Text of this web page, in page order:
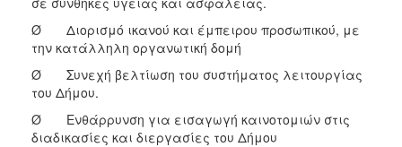
Ø Διορισμό ικανού και έμπειρου προσωπικού, με
την κατάλληλη οργανωτική δομή
Ø Συνεχή βελτίωση του συστήματος λειτουργίας
του Δήμου.
Ø Ενθάρρυνση για εισαγωγή καινοτομιών στις
διαδικασίες και διεργασίες του Δήμου